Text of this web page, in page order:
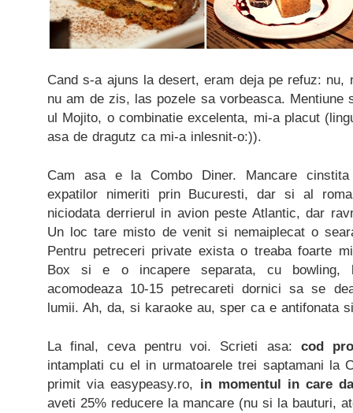
Cand s-a ajuns la desert, eram deja pe refuz:
nu am de zis, las pozele sa vorbeasca. Mentiune
ul Mojito, o combinatie excelenta, mi-a placut
asa de dragutz ca mi-a inlesnit-o:)).
Cam asa e la Combo Diner. Mancare cinstita
expatilor nimeriti prin Bucuresti, dar si al
niciodata derrierul in avion peste Atlantic, dar
Un loc tare misto de venit si nemaiplecat o
Pentru petreceri private exista o treaba foarte
Box si e o incapere separata, cu
acomodeaza 10-15 petrecareti dornici sa se
lumii. Ah, da, si karaoke au, sper ca e antifonata
La final, ceva pentru voi. Scrieti asa: cod
intamplati cu el in urmatoarele trei saptamani la
primit via easypeasy.ro, in momentul in care
aveti 25% reducere la mancare (nu si la bauturi,